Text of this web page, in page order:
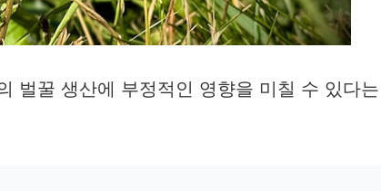
벌꿀 생산에 부정적인 영향을 미칠 수 있다